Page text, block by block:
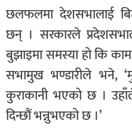
छलफलमा देशसभालाई
छन् । सरकारले
बुझाइमा समस्या हो कि
सभामुख भण्डारीले भने,
कुराकानी भएको छ ।
दिन्छौं भन्नुभएको छ ।’